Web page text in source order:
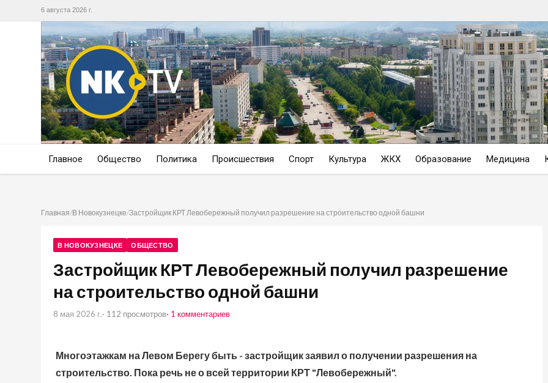
6 августа 2026 г.
Главное Общество Политика Происшествия Спорт Культура ЖКХ Образование Медицина
Главная/В Новокузнецке/Застройщик КРТ Левобережный получил разрешение на строительство одной башни
В НОВОКУЗНЕЦКЕ ОБЩЕСТВО
Застройщик КРТ Левобережный получил разрешение
на строительство одной башни
8 мая 2026 г.· 112 просмотров· 1 комментариев
Многоэтажкам на Левом Берегу быть - застройщик заявил о получении разрешения на
строительство. Пока речь не о всей территории КРТ "Левобережный".